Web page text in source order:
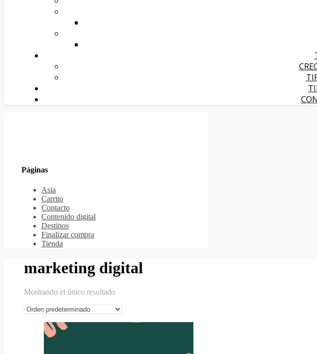
Páginas
Asia
Carrito
Contacto
Contenido digital
Destinos
Finalizar compra
Tienda
marketing digital
Mostrando el único resultado